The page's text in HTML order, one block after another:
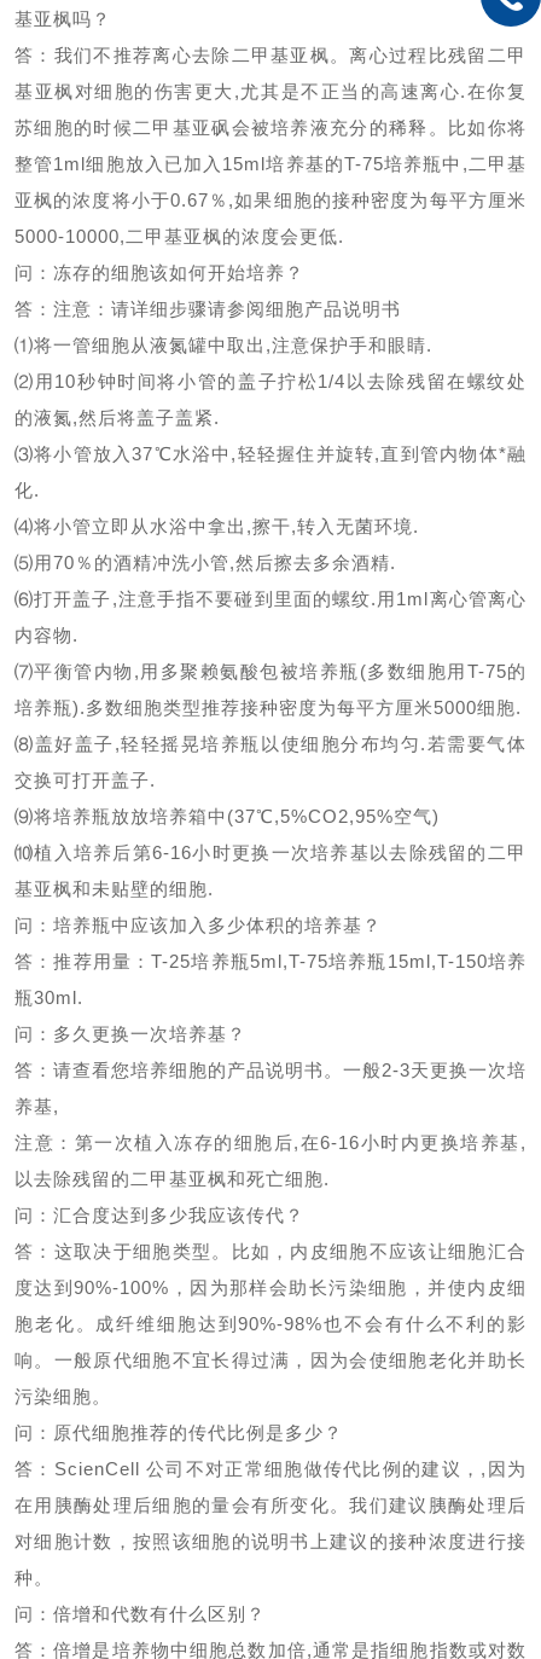
基亚枫吗？
答：我们不推荐离心去除二甲基亚枫。离心过程比残留二甲
基亚枫对细胞的伤害更大 ,尤其是不正当的高速离心.在你复
苏细胞的时候二甲基亚砜会被培养液充分的稀释。比如你将
整管1ml细胞放入已加入 15ml培养基的T-75培养瓶中 , 二甲基
亚枫的浓度将小于0.67 ％ ,如果细胞的接种密度为每平方厘米
5000-10000, 二甲基亚枫的浓度会更低.
问：冻存的细胞该如何开始培养？
答：注意：请详细步骤请参阅细胞产品说明书
⑴将一管细胞从液氮罐中取出 ,注意保护手和眼睛.
⑵用 10秒钟时间将小管的盖子拧松1/4 以去除残留在螺纹处
的液氮,然后将盖子盖紧.
⑶将小管放入37℃水浴中 ,轻轻握住并旋转,直到管内物体*融
化.
⑷将小管立即从水浴中拿出 ,擦干,转入无菌环境.
⑸用70 ％的酒精冲洗小管,然后擦去多余酒精.
⑹打开盖子,注意手指不要碰到里面的螺纹. 用 1ml离心管离心
内容物.
⑺平衡管内物 , 用多聚赖氨酸包被培养瓶 (多数细胞用 T-75的
培养瓶).多数细胞类型推荐接种密度为每平方厘米5000细胞.
⑻盖好盖子,轻轻摇晃培养瓶以使细胞分布均匀. 若需要气体
交换可打开盖子.
⑼将培养瓶放放培养箱中 (37℃,5%CO2,95%空气)
⑽植入培养后第6-16小时更换一次培养基以去除残留的二甲
基亚枫和未贴壁的细胞.
问：培养瓶中应该加入多少体积的培养基？
答：推荐用量：T-25培养瓶5ml,T-75培养瓶 15ml,T-150培养
瓶30ml.
问：多久更换一次培养基？
答：请查看您培养细胞的产品说明书。一般2-3天更换一次培
养基,
注意：第一次植入冻存的细胞后,在6-16小时内更换培养基 ,
以去除残留的二甲基亚枫和死亡细胞.
问：汇合度达到多少我应该传代？
答：这取决于细胞类型。比如，内皮细胞不应该让细胞汇合
度达到90%-100% ，因为那样会助长污染细胞，并使内皮细
胞老化。成纤维细胞达到90%-98%也不会有什么不利的影
响。一般原代细胞不宜长得过满，因为会使细胞老化并助长
污染细胞。
问：原代细胞推荐的传代比例是多少？
答： ScienCell 公司不对正常细胞做传代比例的建议， , 因为
在用胰酶处理后细胞的量会有所变化。我们建议胰酶处理后
对细胞计数，按照该细胞的说明书上建议的接种浓度进行接
种。
问：倍增和代数有什么区别？
答：倍增是培养物中细胞总数加倍,通常是指细胞指数或对数